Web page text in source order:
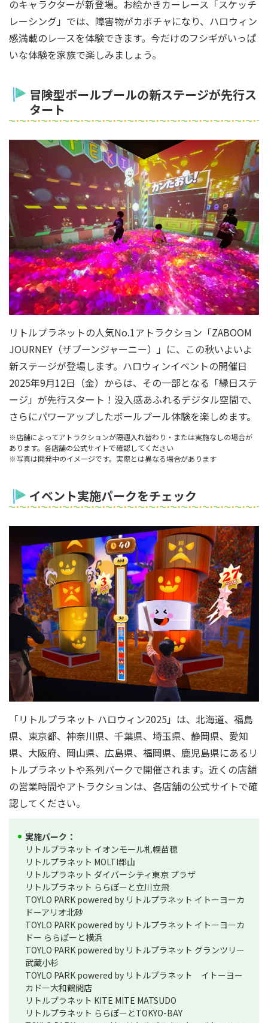
のキャラクターが新登場。お絵かきカーレース「スケッチ
レーシング」では、障害物がカボチャになり、ハロウィン
感満載のレースを体験できます。今だけのフシギがいっぱ
いな体験を家族で楽しみましょう。
冒険型ボールプールの新ステージが先行ス
タート
リトルプラネットの人気No.1アトラクション「ZABOOM
JOURNEY（ザブーンジャーニー）」に、この秋いよいよ
新ステージが登場します。ハロウィンイベントの開催日
2025年9月12日（金）からは、その一部となる「縁日ステ
ージ」が先行スタート！没入感あふれるデジタル空間で、
さらにパワーアップしたボールプール体験を楽しめます。
※店舗によってアトラクションが隔週入れ替わり・または実施なしの場合が
あります。各店舗の公式サイトで確認してください
※写真は開発中のイメージです。実際とは異なる場合があります
イベント実施パークをチェック
「リトルプラネット ハロウィン2025」は、北海道、福島
県、東京都、神奈川県、千葉県、埼玉県、静岡県、愛知
県、大阪府、岡山県、広島県、福岡県、鹿児島県にあるリ
トルプラネットや系列パークで開催されます。近くの店舗
の営業時間やアトラクションは、各店舗の公式サイトで確
認してください。
実施パーク：
リトルプラネット イオンモール札幌苗穂
リトルプラネット MOLTI郡山
リトルプラネット ダイバーシティ東京 プラザ
リトルプラネット ららぽーと立川立飛
TOYLO PARK powered by リトルプラネット イトーヨーカ
ドーアリオ北砂
TOYLO PARK powered by リトルプラネット イトーヨーカ
ドー ららぽーと横浜
TOYLO PARK powered by リトルプラネット グランツリー
武蔵小杉
TOYLO PARK powered by リトルプラネット イトーヨー
カドー大和鶴間店
リトルプラネット KITE MITE MATSUDO
リトルプラネット ららぽーとTOKYO-BAY